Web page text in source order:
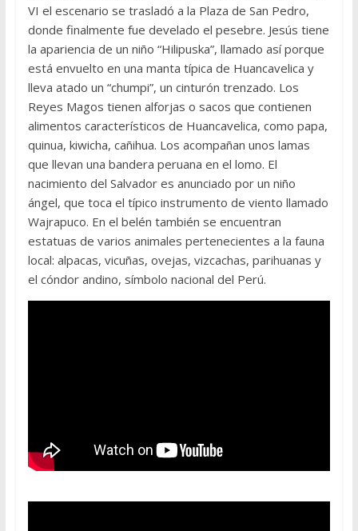
VI el escenario se trasladó a la Plaza de San Pedro,
donde finalmente fue develado el pesebre. Jesús tiene
la apariencia de un niño “Hilipuska”, llamado así porque
está envuelto en una manta típica de Huancavelica y
lleva atado un “chumpi”, un cinturón trenzado. Los
Reyes Magos tienen alforjas o sacos que contienen
alimentos característicos de Huancavelica, como papa,
quinua, kiwicha, cañihua. Los acompañan unos lamas
que llevan una bandera peruana en el lomo. El
nacimiento del Salvador es anunciado por un niño
ángel, que toca el típico instrumento de viento llamado
Wajrapuco. En el belén también se encuentran
estatuas de varios animales pertenecientes a la fauna
local: alpacas, vicuñas, ovejas, vizcachas, parihuanas y
el cóndor andino, símbolo nacional del Perú.